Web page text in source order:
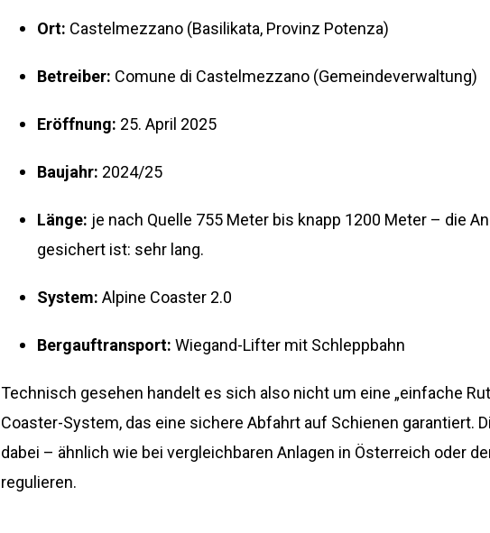
Ort: Castelmezzano (Basilikata, Provinz Potenza)
Betreiber: Comune di Castelmezzano (Gemeindeverwaltung)
Eröffnung: 25. April 2025
Baujahr: 2024/25
Länge: je nach Quelle 755 Meter bis knapp 1200 Meter – die
gesichert ist: sehr lang.
System: Alpine Coaster 2.0
Bergauftransport: Wiegand-Lifter mit Schleppbahn
Technisch gesehen handelt es sich also nicht um eine „einfache
Coaster-System, das eine sichere Abfahrt auf Schienen garantiert.
dabei – ähnlich wie bei vergleichbaren Anlagen in Österreich oder
regulieren.